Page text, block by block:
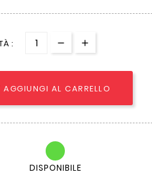
:
AGGIUNGI AL CARRELLO
DISPONIBILE